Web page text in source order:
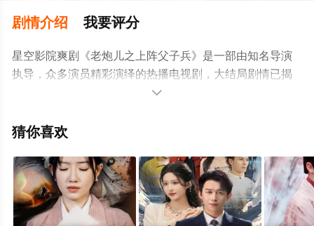
剧情介绍 我要评分
星空影院爽剧《老炮儿之上阵父子兵》是一部由知名导演
执导，众多演员精彩演绎的热播电视剧，大结局剧情已揭
晓（1-1全集），手机免费观看高清无删减完整版电视剧全
剧、电视猫或剧情网等平台了解。

猜你喜欢